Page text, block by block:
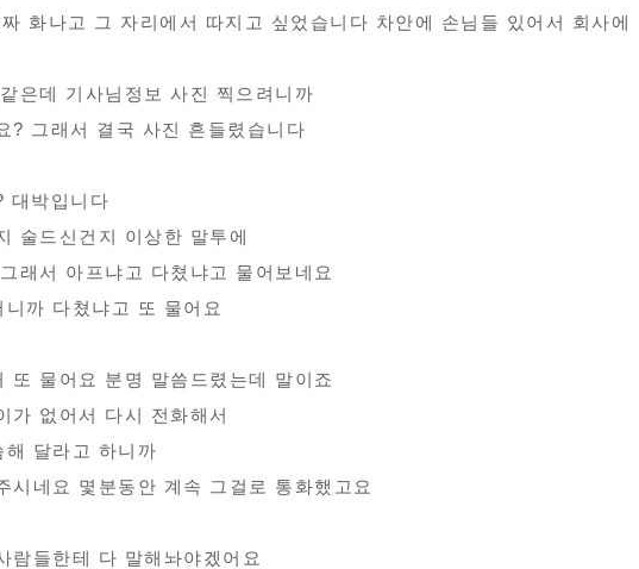
화나고 그 자리에서 따지고 싶었습니다 차안에 손님들 있어서 회사에
은데 기사님정보 사진 찍으려니까
? 그래서 결국 사진 흔들렸습니다
대박입니다
술드신건지 이상한 말투에
래서 아프냐고 다쳤냐고 물어보네요
까 다쳤냐고 또 물어요
또 물어요 분명 말씀드렸는데 말이죠
가 없어서 다시 전화해서
달라고 하니까
시네요 몇분동안 계속 그걸로 통화했고요
람들한테 다 말해놔야겠어요